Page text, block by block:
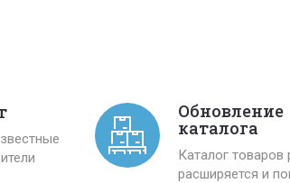
Обновление
каталога
Каталог товаров
расширяется и